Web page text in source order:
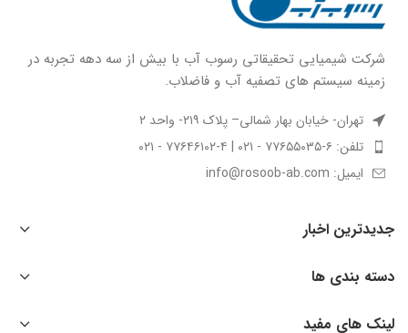
شركت شيميايى تحقیقاتی رسوب آب با بيش از سه دهه تجربه در
زمينه سيستم هاى تصفيه آب و فاضلاب.
تهران- خیابان بهار شمالی– پلاک ۲۱۹- واحد ۲
تلفن: ۶-۷۷۶۵۵۰۳۵ - ۰۲۱ | ۴-۷۷۶۴۶۱۰۲ - ۰۲۱
ایمیل: info@rosoob-ab.com
جدیدترین اخبار
دسته بندی ها
لینک های مفید